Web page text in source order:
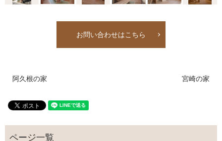
お問い合わせはこちら
阿久根の家 宮崎の家